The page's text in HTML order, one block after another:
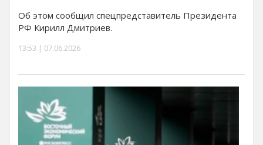
Об этом сообщил спецпредставитель Президента
РФ Кирилл Дмитриев.
13:53 | 07.06.2026